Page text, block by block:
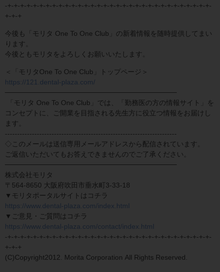
-+-+-+-+-+-+-+-+-+-+-+-+-+-+-+-+-+-+-+-+-+-+-+-+-+-+-+-+-+-+-+-+-
+-+-+
今後も「モリタ One To One Club」の新着情報を随時提供してまい
ります。
今後ともモリタをよろしくお願いいたします。
＜「モリタOne To One Club」トップページ＞
https://121.dental-plaza.com/
───────────────────────────────────
「モリタ One To One Club」では、「勤務医の方の情報サイト」を
コンセプトに、ご開業を目指される先生方に役立つ情報をお届けし
ます。
----------------------------------------------------------------------
◇このメールは送信専用メールアドレスから配信されています。
ご返信いただいてもお答えできませんのでご了承ください。
───────────────────────────────────
株式会社モリタ
〒564-8650 大阪府吹田市垂水町3-33-18
▼モリタポータルサイトはコチラ
https://www.dental-plaza.com/index.html
▼ご意見・ご質問はコチラ
https://www.dental-plaza.com/contact/index.html
-+-+-+-+-+-+-+-+-+-+-+-+-+-+-+-+-+-+-+-+-+-+-+-+-+-+-+-+-+-+-+-+-
+-+-+
(C)Copyright2012. Morita Corporation All Rights Reserved.